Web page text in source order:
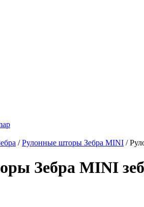
/ Рулонные шторы Зебра MINI /
Зебра MINI